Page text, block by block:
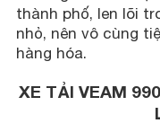
thành phố, len lõi
nhỏ, nên vô cùng
hàng hóa.
XE TẢI VEAM